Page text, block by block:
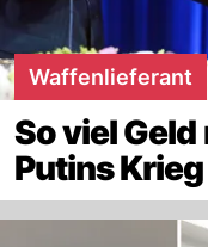
Waffenlieferant
So viel
Putins Krieg